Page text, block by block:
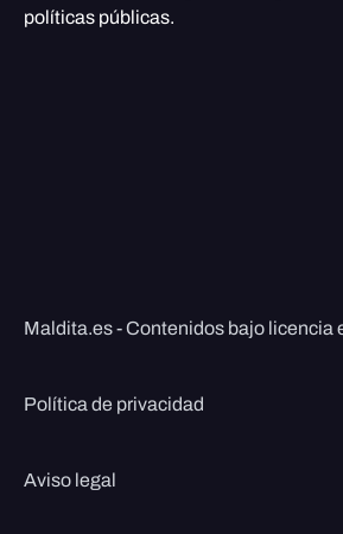
políticas públicas.
Maldita.es - Contenidos bajo licencia
Política de privacidad
Aviso legal